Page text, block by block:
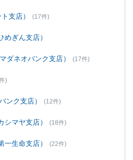
支店） (17件)
めぎん支店）
ダネオバンク支店） (17件)
)
ンク支店） (12件)
シマヤ支店） (18件)
一生命支店） (22件)